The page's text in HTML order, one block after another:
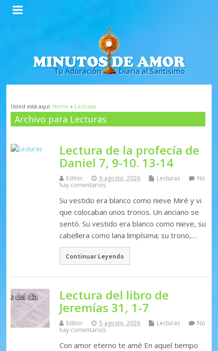
Usted está aquí: Home » Lecturas
Archivo para Lecturas
Lectura de la profecía de
Daniel 7, 9-10. 13-14
Editor 6 agosto, 2026 Lecturas
No
hay comentarios
Su vestido era blanco como nieve Miré y vi
que colocaban unos tronos. Un anciano se
sentó. Su vestido era blanco como nieve, su
cabellera como lana limpísima; su trono,…
Continuar Leyendo
Lectura del libro de
Jeremías 31, 1-7
Editor 5 agosto, 2026 Lecturas
No
hay comentarios
Con amor eterno te amé En aquel tiempo